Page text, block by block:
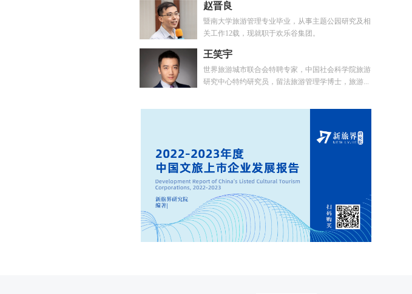
赵晋良
暨南大学旅游管理专业毕业，从事主题公园研究及相
关工作12载，现就职于欢乐谷集团。
王笑宇
世界旅游城市联合会特聘专家，中国社会科学院旅游
研究中心特约研究员，留法旅游管理学博士，旅游...